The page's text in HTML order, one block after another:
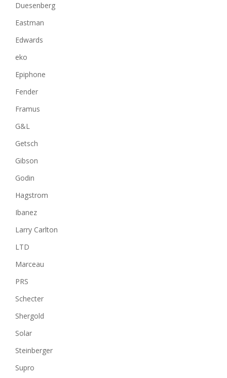
Duesenberg
Eastman
Edwards
eko
Epiphone
Fender
Framus
G&L
Getsch
Gibson
Godin
Hagstrom
Ibanez
Larry Carlton
LTD
Marceau
PRS
Schecter
Shergold
Solar
Steinberger
Supro